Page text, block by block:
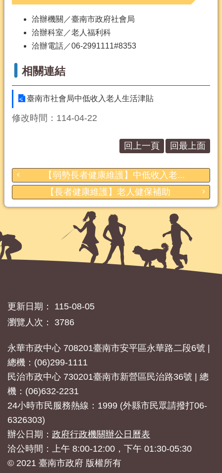
洽辦機關／臺南市政府社會局
洽辦科室／老人福利科
洽辦電話／06-2991111#8353
相關連結
臺南市社會局中低收入老人生活津貼
修改時間：114-04-22
回上一頁 回最上面
【弱勢長者健康維護】中低收入老...
【長者健康維護】老人健保補助
更新日期：
115-08-05
瀏覽人次：
3786
永華市政中心 708201臺南市安平區永華路二段6號 |
總機：(06)299-1111
民治市政中心 730201臺南市新營區民治路36號 | 總
機：(06)632-2231
24小時市民服務熱線：1999 (外縣市民眾請撥打06-
6326303)
辦公日期： 政府行政機關辦公日曆表
洽公時間：上午 8:00-12:00，下午 01:30-05:30
© 2021 臺南市政府 版權所有